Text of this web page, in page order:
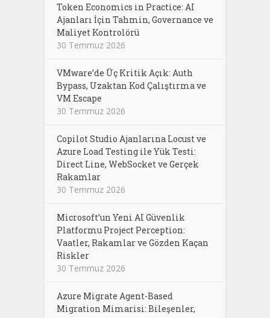
Token Economics in Practice: AI
Ajanları İçin Tahmin, Governance ve
Maliyet Kontrolörü
30 Temmuz 2026
VMware’de Üç Kritik Açık: Auth
Bypass, Uzaktan Kod Çalıştırma ve
VM Escape
30 Temmuz 2026
Copilot Studio Ajanlarına Locust ve
Azure Load Testing ile Yük Testi:
Direct Line, WebSocket ve Gerçek
Rakamlar
30 Temmuz 2026
Microsoft’un Yeni AI Güvenlik
Platformu Project Perception:
Vaatler, Rakamlar ve Gözden Kaçan
Riskler
30 Temmuz 2026
Azure Migrate Agent-Based
Migration Mimarisi: Bileşenler,